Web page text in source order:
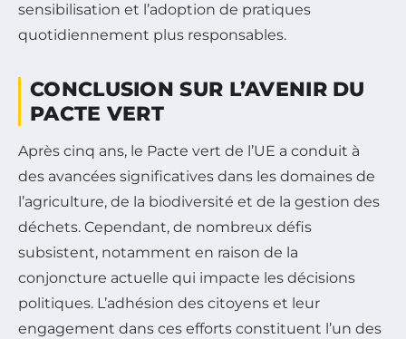
sensibilisation et l’adoption de pratiques
quotidiennement plus responsables.
CONCLUSION SUR L’AVENIR DU
PACTE VERT
Après cinq ans, le Pacte vert de l’UE a conduit à
des avancées significatives dans les domaines de
l’agriculture, de la biodiversité et de la gestion des
déchets. Cependant, de nombreux défis
subsistent, notamment en raison de la
conjoncture actuelle qui impacte les décisions
politiques. L’adhésion des citoyens et leur
engagement dans ces efforts constituent l’un des